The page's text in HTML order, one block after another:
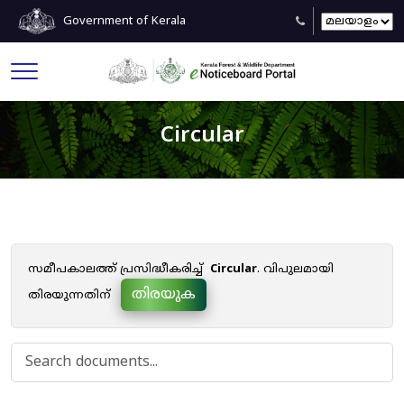
Government of Kerala
Circular
സമീപകാലത്ത് പ്രസിദ്ധീകരിച്ച് Circular. വിപുലമായി
തിരയുന്നതിന്
തിരയുക